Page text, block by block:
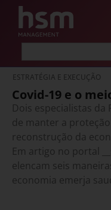
ESTRATÉGIA E EXECUÇÃO
Covid-19 e o
Dois especialistas
de manter a
reconstrução da
Em artigo no portal
elencam seis
economia emerja